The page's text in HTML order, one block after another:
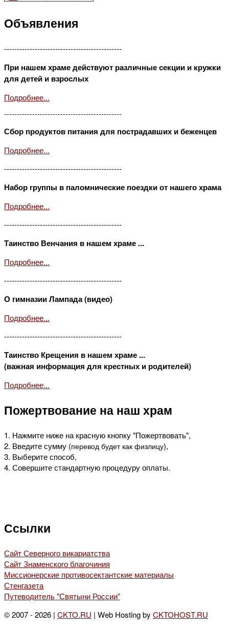
Объявления
----------------------------------------------
При нашем храме действуют различные секции и кружки
для детей и взрослых
Подробнее...
----------------------------------------------
Сбор продуктов питания для пострадавших и беженцев
Подробнее...
----------------------------------------------
Набор группы в паломнические поездки от нашего храма
Подробнее...
----------------------------------------------
Таинство Венчания в нашем храме ...
Подробнее...
----------------------------------------------
О гимназии Лампада (видео)
Подробнее...
----------------------------------------------
Таинство Крещения в нашем храме ...
(важная информация для крестных и родителей)
Подробнее...
Пожертвование на наш храм
1. Нажмите ниже на красную кнопку "Пожертвовать",
2. Введите сумму (перевод будет как физлицу),
3. Выберите способ,
4. Совершите стандартную процедуру оплаты.
Ссылки
Сайт Северного викариатства
Сайт Знаменского благочиния
Миссионерские противосектантские материалы
Стенгазета
Путеводитель "Святыни России"
© 2007 - 2026 | CKTO.RU | Web Hosting by CKTOHOST.RU